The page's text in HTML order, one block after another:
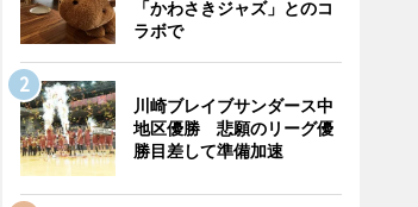
「かわさきジャズ」とのコ
ラボで
川崎ブレイブサンダース中
地区優勝 悲願のリーグ優
勝目差して準備加速